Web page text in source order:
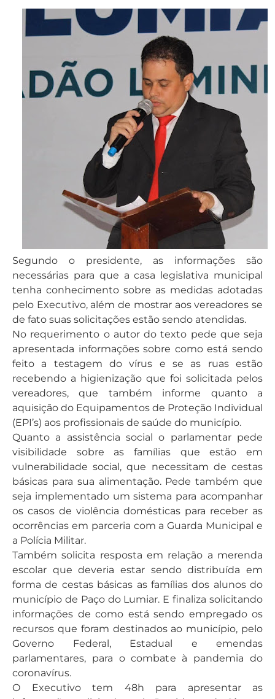
Segundo o presidente, as informações são
necessárias para que a casa legislativa municipal
tenha conhecimento sobre as medidas adotadas
pelo Executivo, além de mostrar aos vereadores se
de fato suas solicitações estão sendo atendidas.
No requerimento o autor do texto pede que seja
apresentada informações sobre como está sendo
feito a testagem do vírus e se as ruas estão
recebendo a higienização que foi solicitada pelos
vereadores, que também informe quanto a
aquisição do Equipamentos de Proteção Individual
(EPI’s) aos profissionais de saúde do município.
Quanto a assistência social o parlamentar pede
visibilidade sobre as famílias que estão em
vulnerabilidade social, que necessitam de cestas
básicas para sua alimentação. Pede também que
seja implementado um sistema para acompanhar
os casos de violência domésticas para receber as
ocorrências em parceria com a Guarda Municipal e
a Polícia Militar.
Também solicita resposta em relação a merenda
escolar que deveria estar sendo distribuída em
forma de cestas básicas as famílias dos alunos do
município de Paço do Lumiar. E finaliza solicitando
informações de como está sendo empregado os
recursos que foram destinados ao município, pelo
Governo Federal, Estadual e emendas
parlamentares, para o combate à pandemia do
coronavírus.
O Executivo tem 48h para apresentar as